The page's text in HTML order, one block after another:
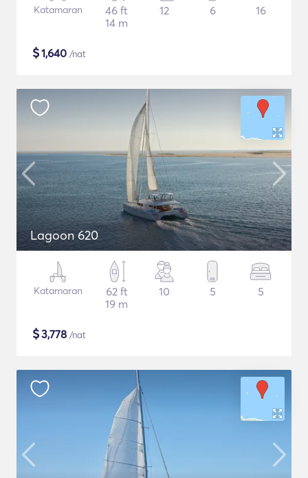
Katamaran
46 ft
14 m
12 6 16
$1,640 /nat
Lagoon 620
Katamaran
62 ft
19 m
10 5 5
$3,778 /nat